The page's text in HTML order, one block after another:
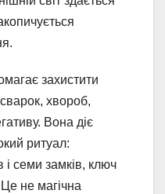
захистити
хвороб,
Вона діє
ритуал:
і семи замків, ключ
не магічна